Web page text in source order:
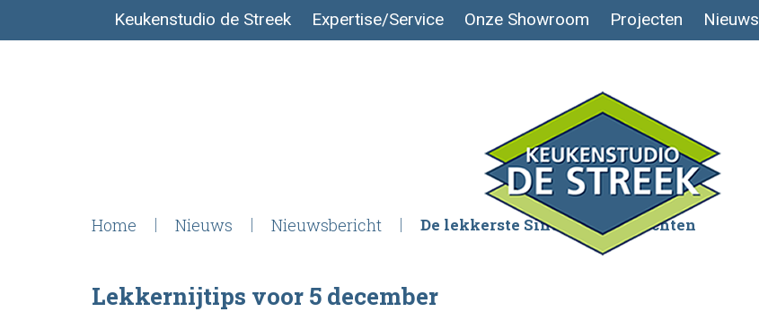
Keukenstudio de Streek Expertise/Service Onze Showroom Projecten Nieuws
Home Nieuws Nieuwsbericht De lekkerste Sinterklaasgerechten
Lekkernijtips voor 5 december